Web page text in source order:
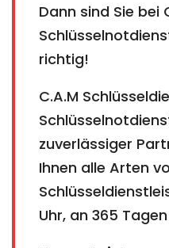
Dann sind Sie bei
richtig!
C.A.M
zuverlässiger
Ihnen alle Arten
Uhr, an 365